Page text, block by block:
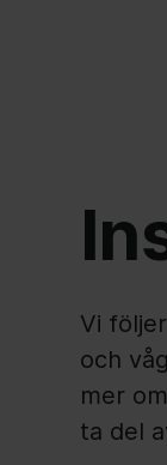
Vi
och
mer
ta del